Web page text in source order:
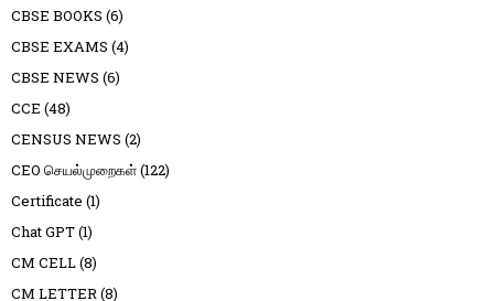
CBSE BOOKS (6)
CBSE EXAMS (4)
CBSE NEWS (6)
CCE (48)
CENSUS NEWS (2)
CEO செயல்முறைகள்(122)
Certificate (1)
Chat GPT(1)
CM CELL(8)
CM LETTER(8)